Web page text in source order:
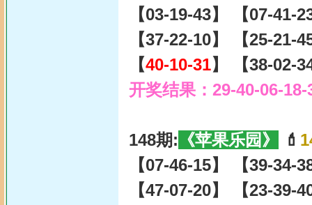
【03-19-43】 【07-41-
【37-22-10】 【25-21-
【40-10-31】 【38-02-
开奖结果：29-40-06-
148期: 《苹果乐园》 💄
【07-46-15】 【39-34-
【47-07-20】 【23-39-